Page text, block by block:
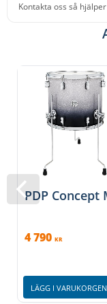
Kontakta oss så
PDP Concept
4 790 KR
LÄGG I VARUKORGEN